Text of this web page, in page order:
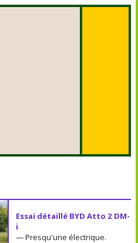
Essai détaillé BYD Atto 2 DM-
i
— Presqu'une électrique.